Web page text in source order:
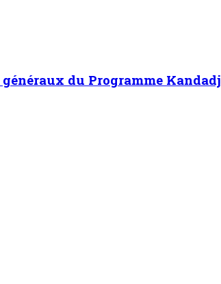
scientifique
3
de construction du collège